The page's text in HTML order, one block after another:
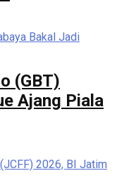
(GBT)
Ajang Piala